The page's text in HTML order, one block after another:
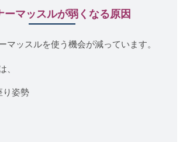
ーマッスルが弱くなる原因
マッスルを使う機会が減っています。
、
り姿勢